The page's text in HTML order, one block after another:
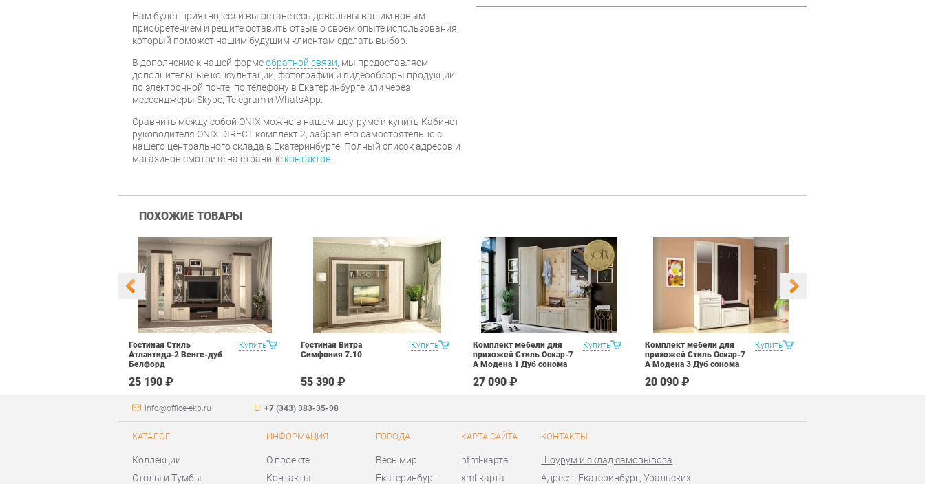
Нам будет приятно, если вы останетесь довольны вашим новым
приобретением и решите оставить отзыв о своем опыте использования,
который поможет нашим будущим клиентам сделать выбор.
В дополнение к нашей формеобратной связи, мы предоставляем
дополнительные консультации, фотографии и видеообзоры продукции
по электронной почте, по телефону в Екатеринбурге или через
мессенджеры Skype, Telegram и WhatsApp.
Cравнить между собой ONIX можно в нашем шоу-руме и купить Кабинет
руководителя ONIX DIRECT комплект 2, забрав его самостоятельно с
нашего центрального склада в Екатеринбурге. Полный список адресов и
магазинов смотрите на странице контактов
ПОХОЖИЕ ТОВАРЫ
Купить
Гостиная Стиль
Атлантида-2 Венге-дуб
Белфорд
25 190 ₽
Купить
Гостиная Витра
Симфония 7.10
55 390 ₽
Купить
Комплект мебели для
прихожей Стиль Оскар-7
А Модена 1 Дуб сонома
27 090 ₽
Купить
Комплект мебели для
прихожей Стиль Оскар-7
А Модена 3 Дуб сонома
20 090 ₽
info@office-ekb.ru +7 (343) 383-35-98
КАТАЛОГ
Коллекции
Столы и Тумбы
ИНФОРМАЦИЯ
О проекте
Контакты
ГОРОДА
Весь мир
Екатеринбург
КАРТА САЙТА
html-карта
xml-карта
КОНТАКТЫ
Шоурум и склад самовывоза
Адрес: г.Екатеринбург, Уральских